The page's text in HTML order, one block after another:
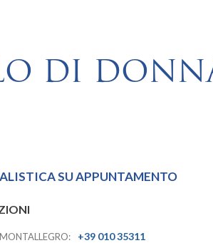
DI
SU APPUNTAMENTO
+39 010 35311